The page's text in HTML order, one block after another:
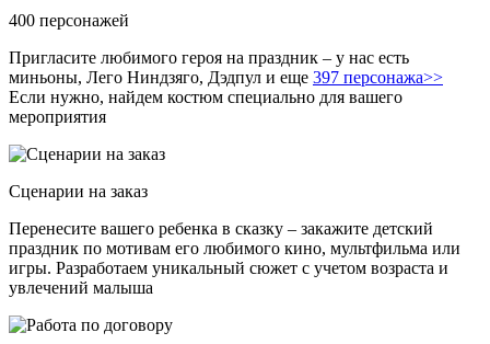
400 персонажей
Пригласите любимого героя на праздник – у нас есть
миньоны, Лего Ниндзяго, Дэдпул и еще 397 персонажа>>
Если нужно, найдем костюм специально для вашего
мероприятия
Сценарии на заказ
Перенесите вашего ребенка в сказку – закажите детский
праздник по мотивам его любимого кино, мультфильма или
игры. Разработаем уникальный сюжет с учетом возраста и
увлечений малыша